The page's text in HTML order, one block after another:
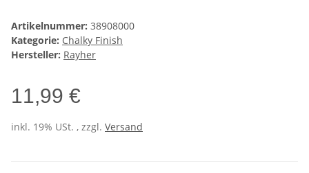
Artikelnummer: 38908000
Kategorie: Chalky Finish
Hersteller: Rayher
11,99 €
inkl. 19% USt. , zzgl. Versand